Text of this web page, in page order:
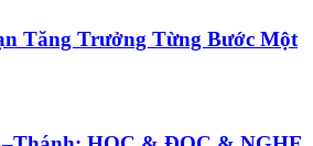
Tăng Trưởng Từng Bước Một